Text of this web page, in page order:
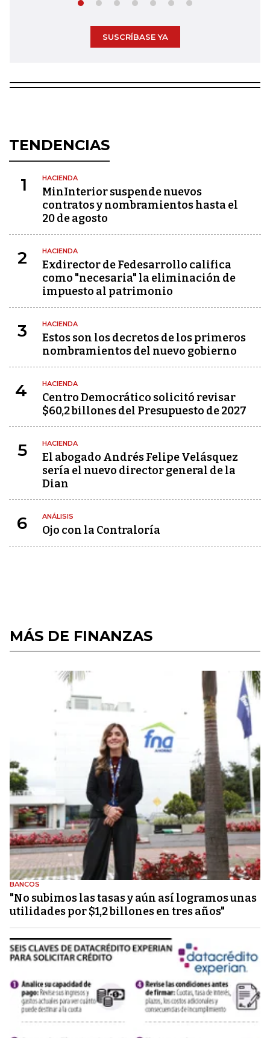
SUSCRÍBASE YA
TENDENCIAS
1 HACIENDA
MinInterior suspende nuevos
contratos y nombramientos hasta el
20 de agosto
2 HACIENDA
Exdirector de Fedesarrollo califica
como "necesaria" la eliminación de
impuesto al patrimonio
3 HACIENDA
Estos son los decretos de los primeros
nombramientos del nuevo gobierno
4 HACIENDA
Centro Democrático solicitó revisar
$60,2 billones del Presupuesto de 2027
5 HACIENDA
El abogado Andrés Felipe Velásquez
sería el nuevo director general de la
Dian
6 ANÁLISIS
Ojo con la Contraloría
MÁS DE FINANZAS
BANCOS
"No subimos las tasas y aún así logramos unas
utilidades por $1,2 billones en tres años"